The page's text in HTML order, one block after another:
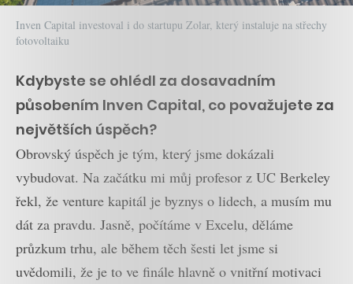
Inven Capital investoval i do startupu Zolar, který instaluje na střechy
fotovoltaiku
Kdybyste se ohlédl za dosavadním
působením Inven Capital, co považujete za
největších úspěch?
Obrovský úspěch je tým, který jsme dokázali
vybudovat. Na začátku mi můj profesor z UC Berkeley
řekl, že venture kapitál je byznys o lidech, a musím mu
dát za pravdu. Jasně, počítáme v Excelu, děláme
průzkum trhu, ale během těch šesti let jsme si
uvědomili, že je to ve finále hlavně o vnitřní motivaci